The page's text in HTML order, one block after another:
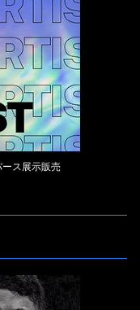
ス展示販売